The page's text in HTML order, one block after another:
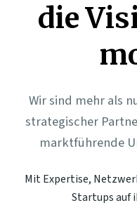
die
Wir sind mehr als
strategischer
marktführende
Mit Expertise,
Startups auf